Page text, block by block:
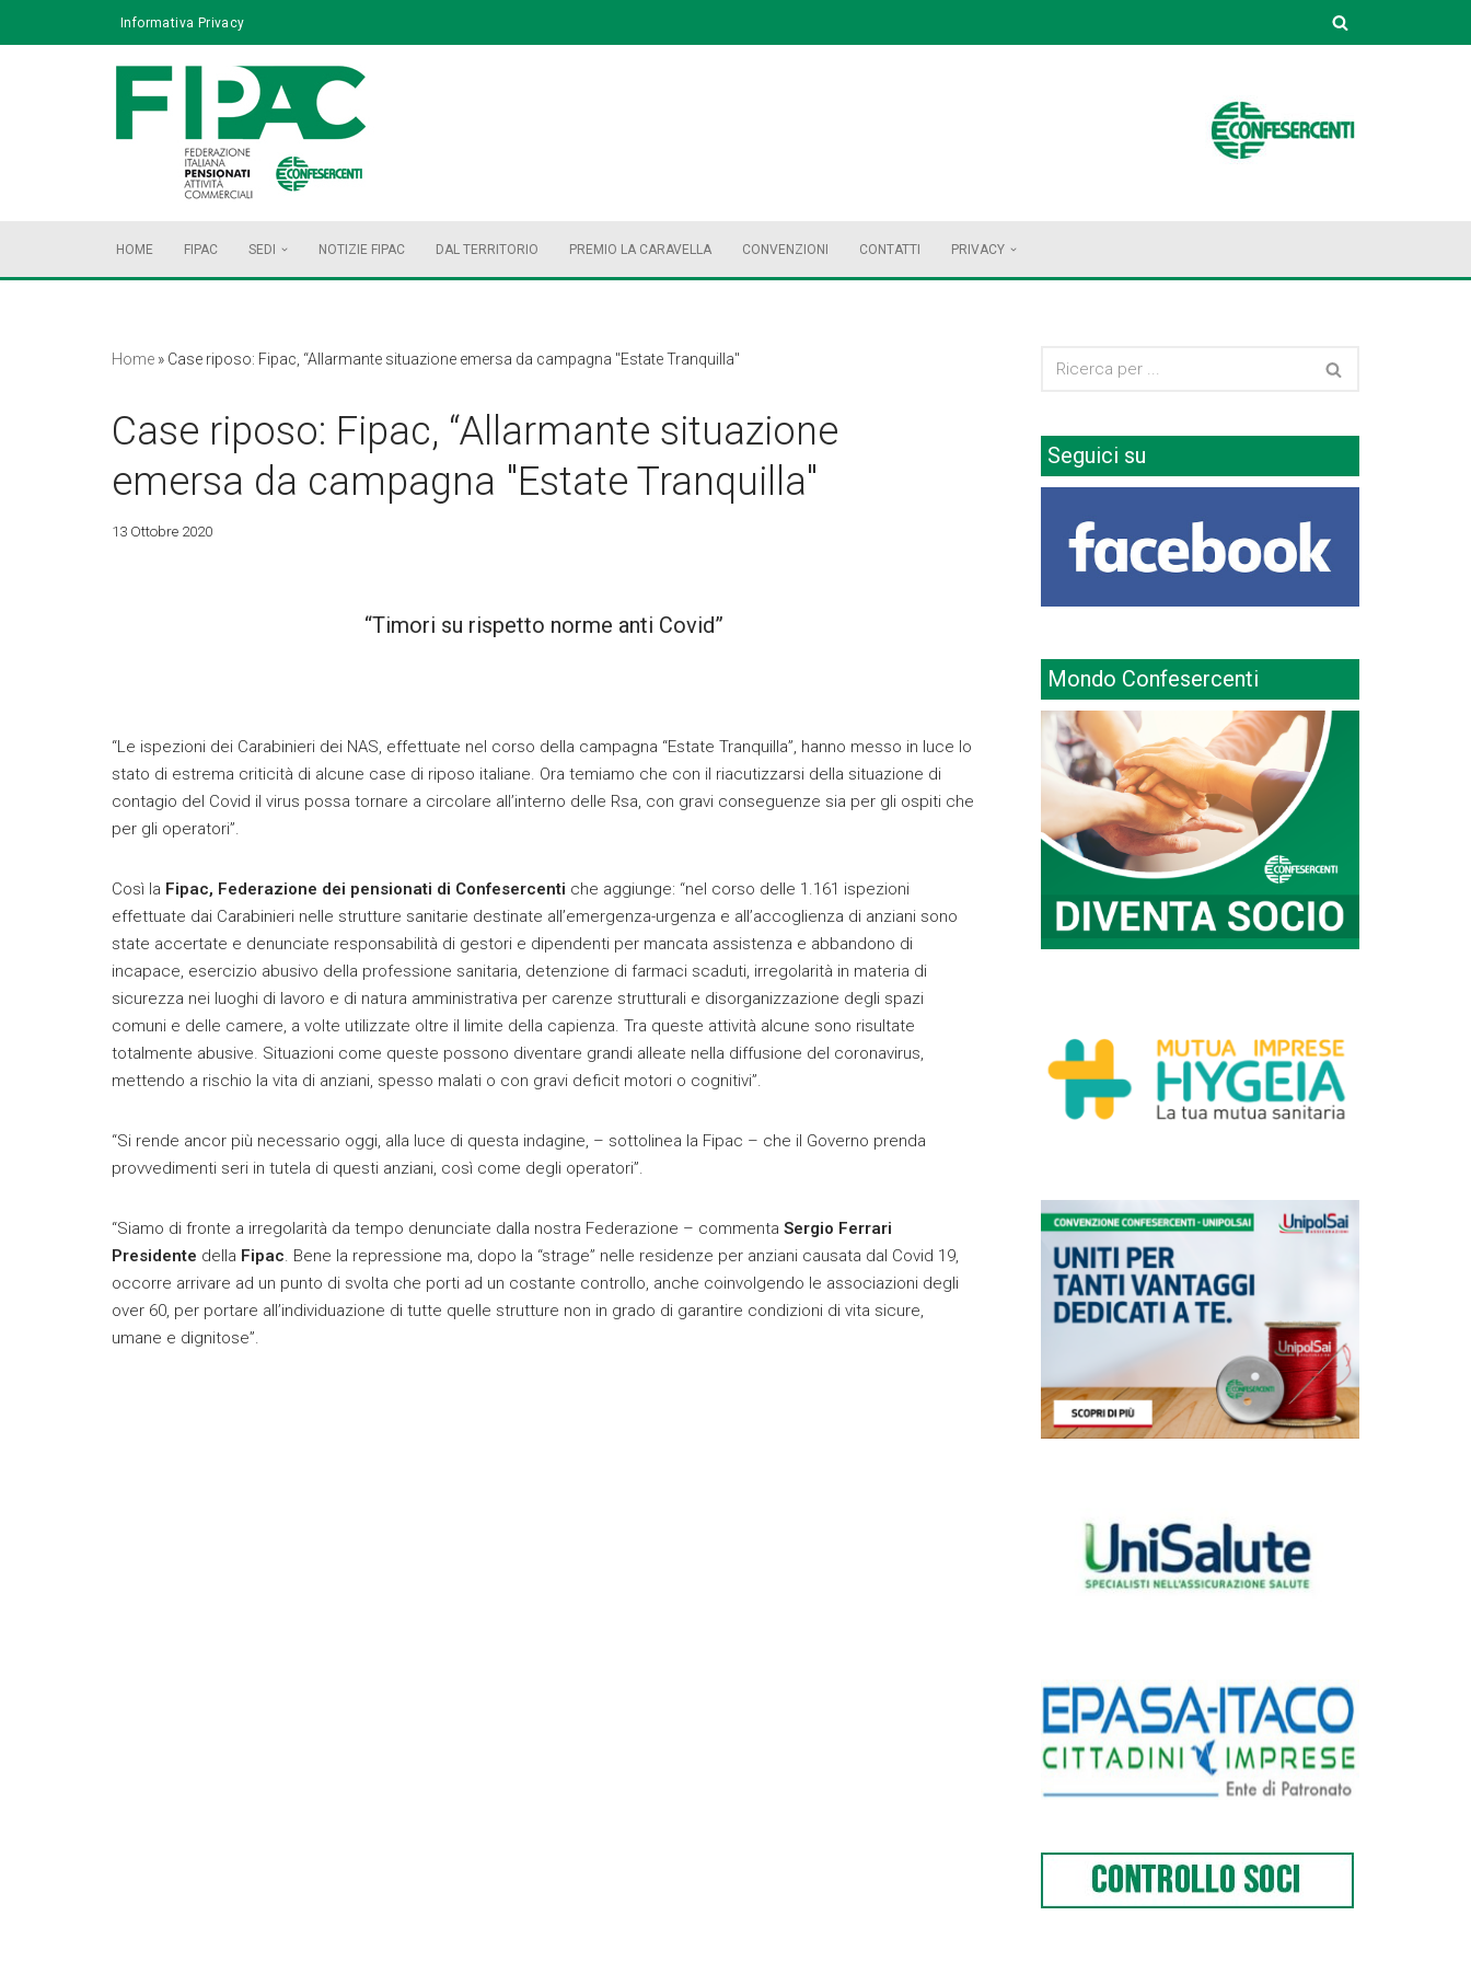
Informativa Privacy
HOME FIPAC SEDI NOTIZIE FIPAC DAL TERRITORIO PREMIO LA CARAVELLA CONVENZIONI CONTATTI PRIVACY
Home » Case riposo: Fipac, “Allarmante situazione emersa da campagna "Estate Tranquilla"
Case riposo: Fipac, “Allarmante situazione
emersa da campagna "Estate Tranquilla"
13 Ottobre 2020
“Timori su rispetto norme anti Covid”
“Le ispezioni dei Carabinieri dei NAS, effettuate nel corso della campagna “Estate Tranquilla”, hanno messo in luce lo
stato di estrema criticità di alcune case di riposo italiane. Ora temiamo che con il riacutizzarsi della situazione di
contagio del Covid il virus possa tornare a circolare all’interno delle Rsa, con gravi conseguenze sia per gli ospiti che
per gli operatori”.
Così la Fipac, Federazione dei pensionati di Confesercenti che aggiunge: “nel corso delle 1.161 ispezioni
effettuate dai Carabinieri nelle strutture sanitarie destinate all’emergenza-urgenza e all’accoglienza di anziani sono
state accertate e denunciate responsabilità di gestori e dipendenti per mancata assistenza e abbandono di
incapace, esercizio abusivo della professione sanitaria, detenzione di farmaci scaduti, irregolarità in materia di
sicurezza nei luoghi di lavoro e di natura amministrativa per carenze strutturali e disorganizzazione degli spazi
comuni e delle camere, a volte utilizzate oltre il limite della capienza. Tra queste attività alcune sono risultate
totalmente abusive. Situazioni come queste possono diventare grandi alleate nella diffusione del coronavirus,
mettendo a rischio la vita di anziani, spesso malati o con gravi deficit motori o cognitivi”.
“Si rende ancor più necessario oggi, alla luce di questa indagine, – sottolinea la Fipac – che il Governo prenda
provvedimenti seri in tutela di questi anziani, così come degli operatori”.
“Siamo di fronte a irregolarità da tempo denunciate dalla nostra Federazione – commenta Sergio Ferrari
Presidente della Fipac. Bene la repressione ma, dopo la “strage” nelle residenze per anziani causata dal Covid 19,
occorre arrivare ad un punto di svolta che porti ad un costante controllo, anche coinvolgendo le associazioni degli
over 60, per portare all’individuazione di tutte quelle strutture non in grado di garantire condizioni di vita sicure,
umane e dignitose”.
Seguici su
Mondo Confesercenti